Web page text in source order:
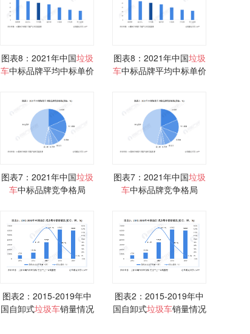
图表8：2021年中国垃圾
车中标品牌平均中标单价
图表8：2021年中国垃圾
车中标品牌平均中标单价
图表7：2021年中国垃圾
车中标品牌竞争格局
图表7：2021年中国垃圾
车中标品牌竞争格局
图表2：2015-2019年中
国自卸式垃圾车销量情况
图表2：2015-2019年中
国自卸式垃圾车销量情况